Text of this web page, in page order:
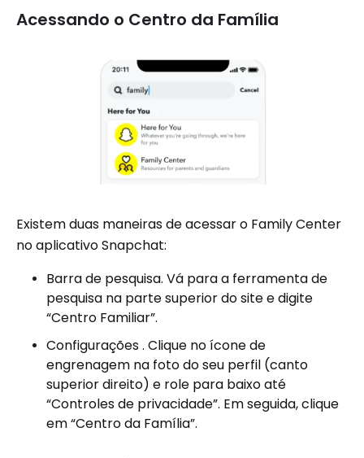
Acessando o Centro da Família
Existem duas maneiras de acessar o Family Center
no aplicativo Snapchat:
Barra de pesquisa. Vá para a ferramenta de
pesquisa na parte superior do site e digite
“Centro Familiar”.
Configurações . Clique no ícone de
engrenagem na foto do seu perfil (canto
superior direito) e role para baixo até
“Controles de privacidade”. Em seguida, clique
em “Centro da Família”.